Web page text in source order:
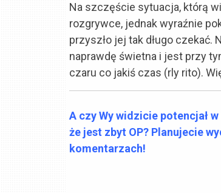
Na szczęście sytuacja, którą
rozgrywce, jednak wyraźnie
przyszło jej tak długo czekać.
naprawdę świetna i jest przy
czaru co jakiś czas (rly rito).
A czy Wy widzicie potencjał
że jest zbyt OP? Planujecie
komentarzach!